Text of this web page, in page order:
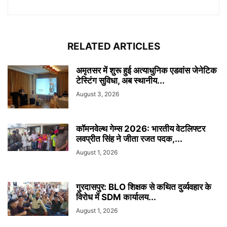
RELATED ARTICLES
अमृतसर में शुरू हुई अत्याधुनिक एडवांस जेनेटिक
टेस्टिंग सुविधा, अब स्थानीय...
August 3, 2026
कॉमनवेल्थ गेम्स 2026: भारतीय वेटलिफ्टर
लवप्रीत सिंह ने जीता रजत पदक,...
August 1, 2026
गुरदासपुर: BLO शिक्षक से कथित दुर्व्यवहार के
विरोध में SDM कार्यालय...
August 1, 2026